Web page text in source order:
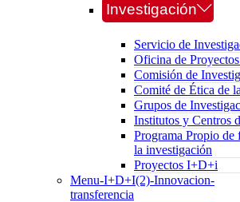
Investigación
Servicio de
Oficina de
Comisión de
Comité de Ética de
Grupos de
Institutos y Centros
Programa Propio de
la investigación
Proyectos I+D+i
Menu-I+D+I(2)-Innovacion-
transferencia